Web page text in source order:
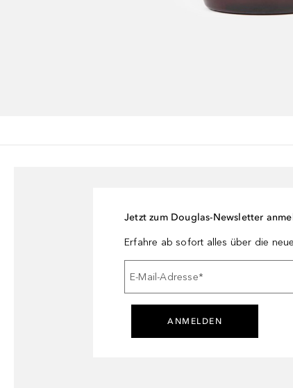
Jetzt zum Douglas-Newsletter
Erfahre ab sofort alles über die
E-Mail-Adresse*
ANMELDEN